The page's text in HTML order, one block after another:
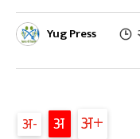
Yug Press
अ अ अ